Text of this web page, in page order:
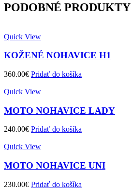
PODOBNÉ PRODUKTY
Quick View
KOŽENÉ NOHAVICE H1
360.00€ Pridať do košíka
Quick View
MOTO NOHAVICE LADY
240.00€ Pridať do košíka
Quick View
MOTO NOHAVICE UNI
230.00€ Pridať do košíka